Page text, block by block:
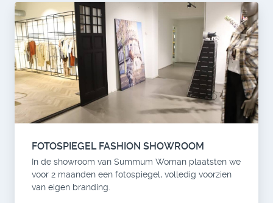
FOTOSPIEGEL FASHION SHOWROOM
In de showroom van Summum Woman plaatsten we
voor 2 maanden een fotospiegel, volledig voorzien
van eigen branding.